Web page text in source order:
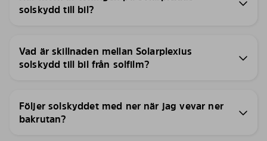
solskydd till bil?
Vad är skillnaden mellan Solarplexius
solskydd till bil från solfilm?
Följer solskyddet med ner när jag vevar ner
bakrutan?